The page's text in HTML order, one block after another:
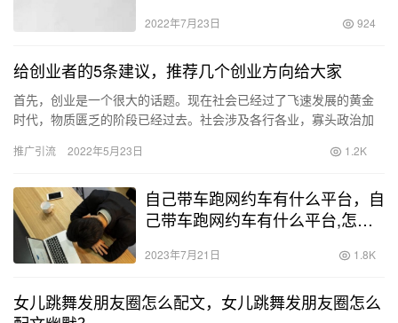
2022年7月23日 924
给创业者的5条建议，推荐几个创业方向给大家
首先，创业是一个很大的话题。现在社会已经过了飞速发展的黄金
时代，物质匮乏的阶段已经过去。社会涉及各行各业，寡头政治加
会，而…
推广引流 2022年5月23日 1.2K
自己带车跑网约车有什么平台，自
己带车跑网约车有什么平台,怎么
2023年7月21日 1.8K
女儿跳舞发朋友圈怎么配文，女儿跳舞发朋友圈怎么